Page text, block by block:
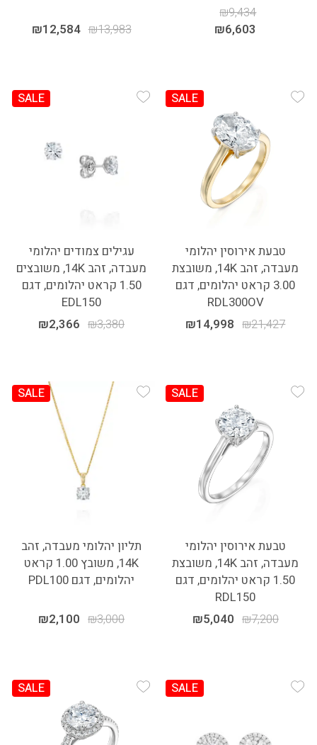
₪9,434
₪6,603
₪13,983
₪12,584
Add Wishlist
SALE
טבעת אירוסין יהלומי
מעבדה, זהב 14K, משובצת
3.00 קראט יהלומים, דגם
RDL300OV
₪21,427
₪14,998
SALE
עגילים צמודים יהלומי
מעבדה, זהב 14K, משובצים
1.50 קראט יהלומים, דגם
EDL150
₪3,380
₪2,366
Add Wishlist
SALE
טבעת אירוסין יהלומי
מעבדה, זהב 14K, משובצת
1.50 קראט יהלומים, דגם
RDL150
₪7,200
₪5,040
Add Wishlist
SALE
תליון יהלומי מעבדה, זהב
14K, משובץ 1.00 קראט
יהלומים, דגם PDL100
₪3,000
₪2,100
SALE
Add Wishlist
SALE